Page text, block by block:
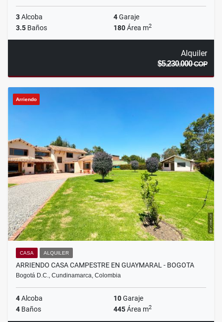
3Alcoba 4Garaje
3.5 Baños 180Área m2
Alquiler
$5.230.000COP
Arriendo
CASA ALQUILER
ARRIENDO CASA CAMPESTRE EN GUAYMARAL - BOGOTA
Bogotá D.C., Cundinamarca, Colombia
4Alcoba 10Garaje
4 Baños 445Área m2